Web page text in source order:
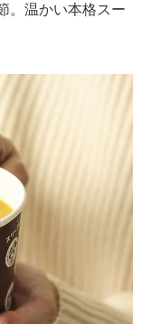
。温かい本格スー